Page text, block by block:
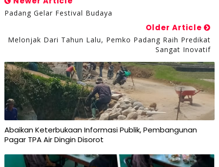
Padang Gelar Festival Budaya
Older Article
Melonjak Dari Tahun Lalu, Pemko Padang Raih Predikat
Sangat Inovatif
Abaikan Keterbukaan Informasi Publik, Pembangunan
Pagar TPA Air Dingin Disorot